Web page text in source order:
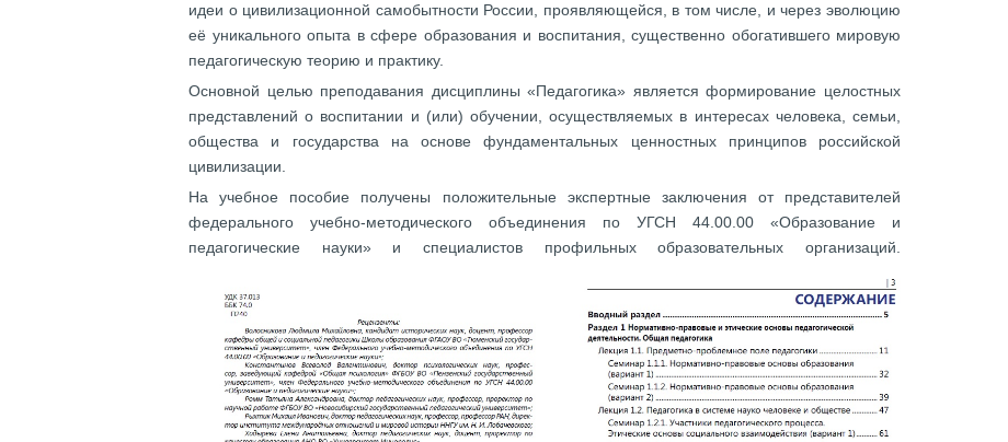
идеи о цивилизационной самобытности России, проявляющейся, в том числе, и через эволюцию
её уникального опыта в сфере образования и воспитания, существенно обогатившего мировую
педагогическую теорию и практику.
Основной целью преподавания дисциплины «Педагогика» является формирование целостных
представлений о воспитании и (или) обучении, осуществляемых в интересах человека, семьи,
общества и государства на основе фундаментальных ценностных принципов российской
цивилизации.
На учебное пособие получены положительные экспертные заключения от представителей
федерального учебно-методического объединения по УГСН 44.00.00 «Образование и
педагогические науки» и специалистов профильных образовательных организаций.